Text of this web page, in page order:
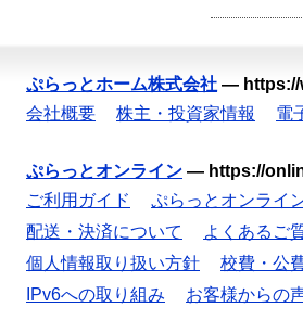
ぷらっとホーム株式会社 —
会社概要
株主・投資家情報 電
ぷらっとオンライン — https://
ご利用ガイド
ぷらっとオンライ
配送・決済について
よくあるご
個人情報取り扱い方針
校費・公
IPv6への取り組み
お客様からの